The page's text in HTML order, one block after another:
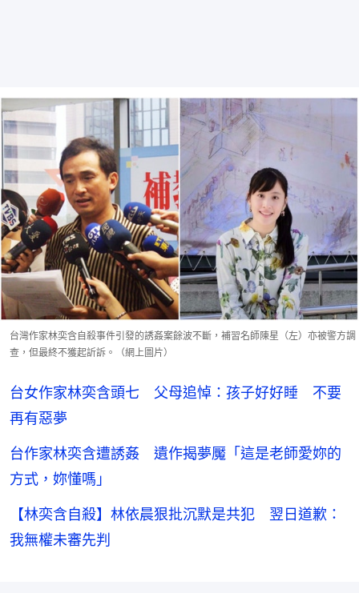
台灣作家林奕含自殺事件引發的誘姦案餘波不斷，補習名師陳星（左）亦被警方調
查，但最終不獲起訢訴。（網上圖片）
台女作家林奕含頭七 父母追悼：孩子好好睡 不要
再有惡夢
台作家林奕含遭誘姦 遺作揭夢魘「這是老師愛妳的
方式，妳懂嗎」
【林奕含自殺】林依晨狠批沉默是共犯 翌日道歉：
我無權未審先判